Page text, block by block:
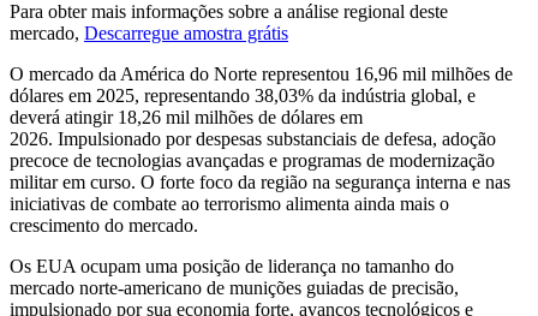
Para obter mais informações sobre a análise regional deste
mercado, Descarregue amostra grátis
O mercado da América do Norte representou 16,96 mil milhões de
dólares em 2025, representando 38,03% da indústria global, e
deverá atingir 18,26 mil milhões de dólares em
2026. Impulsionado por despesas substanciais de defesa, adoção
precoce de tecnologias avançadas e programas de modernização
militar em curso. O forte foco da região na segurança interna e nas
iniciativas de combate ao terrorismo alimenta ainda mais o
crescimento do mercado.
Os EUA ocupam uma posição de liderança no tamanho do
mercado norte-americano de munições guiadas de precisão,
impulsionado por sua economia forte, avanços tecnológicos e